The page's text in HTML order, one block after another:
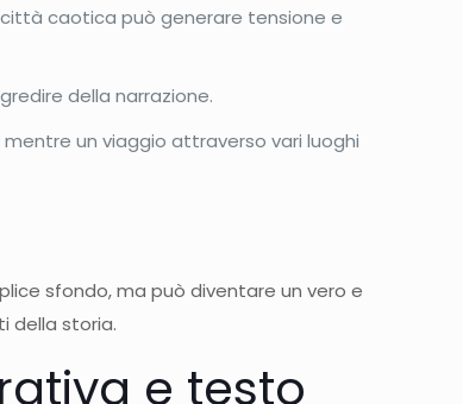
città caotica può generare tensione e
della narrazione.
un viaggio attraverso vari luoghi
sfondo, ma può diventare un vero e
della storia.
e testo